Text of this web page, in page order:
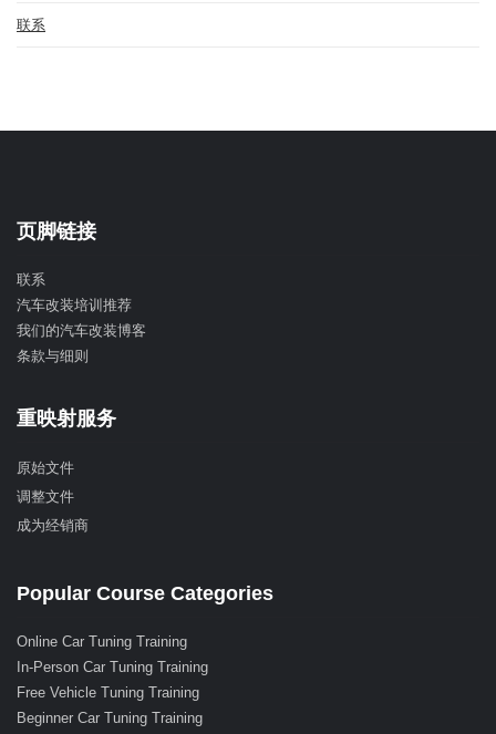
联系
页脚链接
联系
汽车改装培训推荐
我们的汽车改装博客
条款与细则
重映射服务
原始文件
调整文件
成为经销商
Popular Course Categories
Online Car Tuning Training
In-Person Car Tuning Training
Free Vehicle Tuning Training
Beginner Car Tuning Training